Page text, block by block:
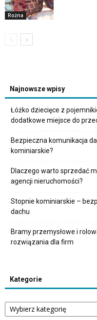
Rożna
Najnowsze wpisy
Łóżko dziecięce z
dodatkowe miejsce do
Bezpieczna komunikacja
kominiarskie?
Dlaczego warto sprzedać
agencji nieruchomości?
Stopnie kominiarskie –
dachu
Bramy przemysłowe i
rozwiązania dla firm
Kategorie
Kategorie